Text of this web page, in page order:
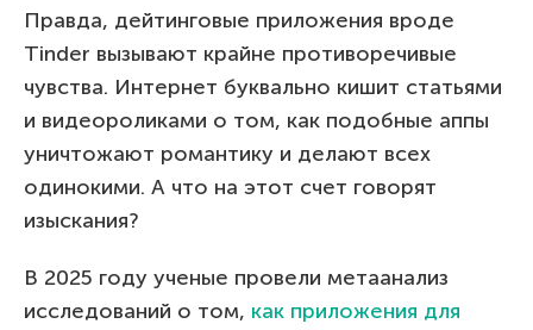
Правда, дейтинговые приложения вроде
Tinder вызывают крайне противоречивые
чувства. Интернет буквально кишит статьями
и видеороликами о том, как подобные аппы
уничтожают романтику и делают всех
одинокими. А что на этот счет говорят
изыскания?
В 2025 году ученые провели метаанализ
исследований о том, как приложения для